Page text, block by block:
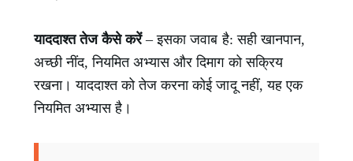
याददाश्त तेज कैसे करें– इसका जवाब है: सही खानपान,
अच्छी नींद, नियमित अभ्यास और दिमाग को सक्रिय
रखना। याददाश्त को तेज करना कोई जादू नहीं, यह एक
नियमित अभ्यास है।